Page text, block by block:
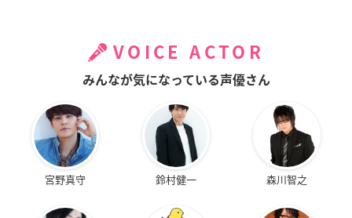
VOICE ACTOR
みんなが気になっている声優さん
宮野真守 鈴村健一 森川智之